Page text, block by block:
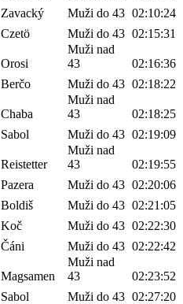
Zavacký Muži do 43 02:10:24
Czetö Muži do 43 02:15:31
Orosi
Muži nad
43
02:16:36
Berčo Muži do 43 02:18:22
Chaba
Muži nad
43
02:18:25
Sabol Muži do 43 02:19:09
Reistetter
Muži nad
43
02:19:55
Pazera Muži do 43 02:20:06
Boldiš Muži do 43 02:21:05
Koč Muži do 43 02:22:30
Čáni Muži do 43 02:22:42
Magsamen
Muži nad
43
02:23:52
Sabol Muži do 43 02:27:20